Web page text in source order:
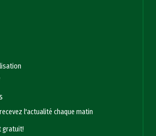
l'actualité chaque matin
gratuit!